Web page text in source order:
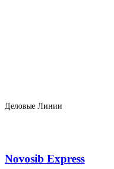
Деловые Линии
Novosib Express